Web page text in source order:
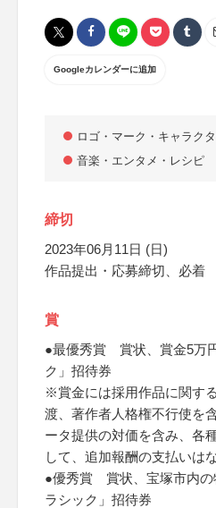
Googleカレンダーに追加
ロゴ・マーク・キャラク
音楽・エンタメ・レシピ
締切
2023年06月11日 (日)
作品提出・応募締切、必着
賞
●最優秀賞 賞状、賞金5万
ク」招待券
※賞金には採用作品に関す
渡、著作者人格権不行使を
ータ提供の対価を含み、各
して、追加報酬の支払いは
●優秀賞 賞状、宝塚市内の
ラシック」招待券